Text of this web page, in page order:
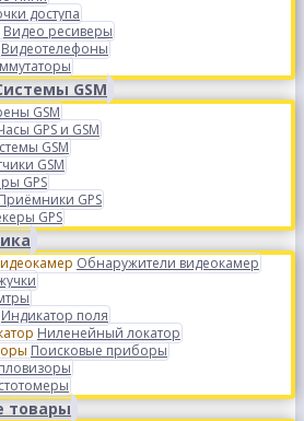
доступа
Видео ресиверы
Видеотелефоны
GSM
GSM
GPS и GSM
GSM
GSM
GPS
Приёмники GPS
GPS
Обнаружители видеокамер
Индикатор поля
Ниленейный локатор
Поисковые приборы
товары